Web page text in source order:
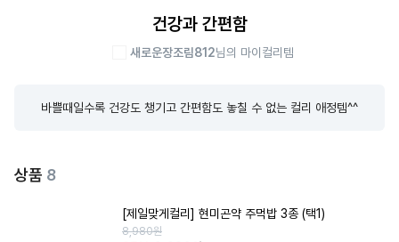
건강과 간편함
새로운장조림812님의 마이컬리템
바쁠때일수록 건강도 챙기고 간편함도 놓칠 수 없는 컬리 애정템^^
상품 8
[제일맞게컬리] 현미곤약 주먹밥 3종 (택1)
8,980원